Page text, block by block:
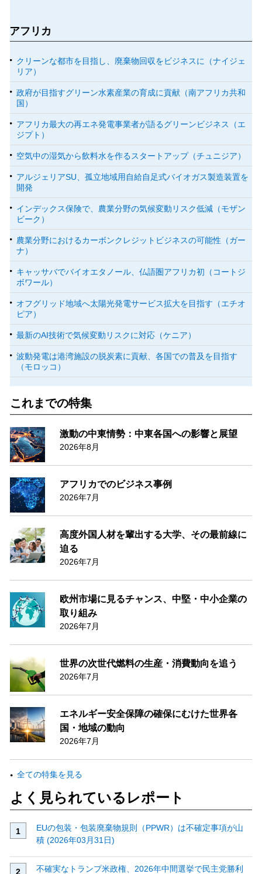
アフリカ
クリーンな都市を目指し、廃棄物回収をビジネスに（ナイジェ
リア）
政府が目指すグリーン水素産業の育成に貢献（南アフリカ共和
国）
アフリカ最大の再エネ発電事業者が語るグリーンビジネス（エ
ジプト）
空気中の湿気から飲料水を作るスタートアップ（チュニジア）
アルジェリアSU、孤立地域用自給自足式バイオガス製造装置を
開発
インデックス保険で、農業分野の気候変動リスク低減（モザン
ビーク）
農業分野におけるカーボンクレジットビジネスの可能性（ガー
ナ）
キャッサバでバイオエタノール、仏語圏アフリカ初（コートジ
ボワール）
オフグリッド地域へ太陽光発電サービス拡大を目指す（エチオ
ピア）
最新のAI技術で気候変動リスクに対応（ケニア）
波動発電は港湾施設の脱炭素に貢献、各国での普及を目指す
（モロッコ）
これまでの特集
激動の中東情勢：中東各国への影響と展望
2026年8月
アフリカでのビジネス事例
2026年7月
高度外国人材を輩出する大学、その最前線に
迫る
2026年7月
欧州市場に見るチャンス、中堅・中小企業の
取り組み
2026年7月
世界の次世代燃料の生産・消費動向を追う
2026年7月
エネルギー安全保障の確保にむけた世界各
国・地域の動向
2026年7月
全ての特集を見る
よく見られているレポート
EUの包装・包装廃棄物規則（PPWR）は不確定事項が山
積 (2026年03月31日)
不確実なトランプ米政権、2026年中間選挙で民主党勝利